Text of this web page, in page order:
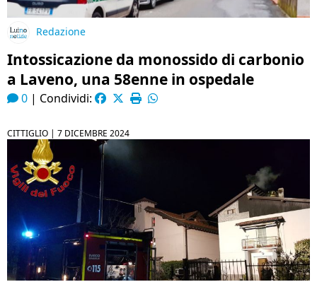
Redazione
Intossicazione da monossido di carbonio
a Laveno, una 58enne in ospedale
0 | Condividi:
CITTIGLIO | 7 DICEMBRE 2024